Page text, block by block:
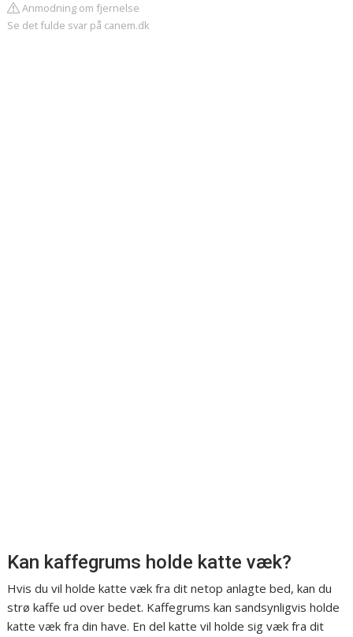
Anmodning om fjernelse
Se det fulde svar på canem.dk
Kan kaffegrums holde katte væk?
Hvis du vil holde katte væk fra dit netop anlagte bed, kan du
strø kaffe ud over bedet. Kaffegrums kan sandsynligvis holde
katte væk fra din have. En del katte vil holde sig væk fra dit